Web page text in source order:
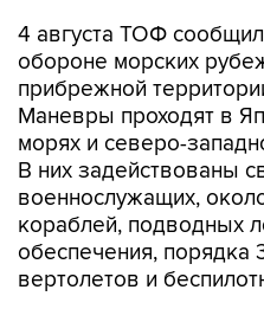
4 августа ТОФ
обороне морских
прибрежной
Маневры проходят в
морях и северо-
В них задействованы
военнослужащих,
кораблей, подводных
обеспечения, порядка
вертолетов и